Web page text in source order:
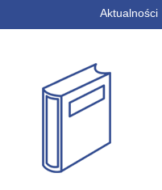
Aktualności